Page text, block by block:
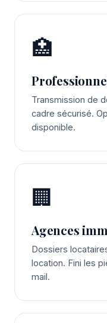
🏥
Transmission de
cadre sécurisé.
disponible.
🏢
Agences
Dossiers
location. Fini les
mail.